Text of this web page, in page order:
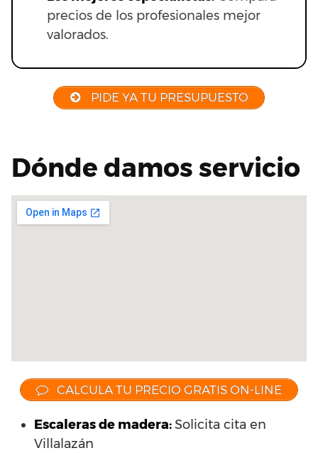
precios de los profesionales mejor
valorados.
PIDE YA TU PRESUPUESTO
Dónde damos servicio
CALCULA TU PRECIO GRATIS ON-LINE
Escaleras de madera:Solicita cita en
Villalazán